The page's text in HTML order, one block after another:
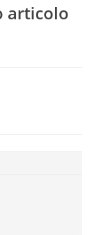
articolo